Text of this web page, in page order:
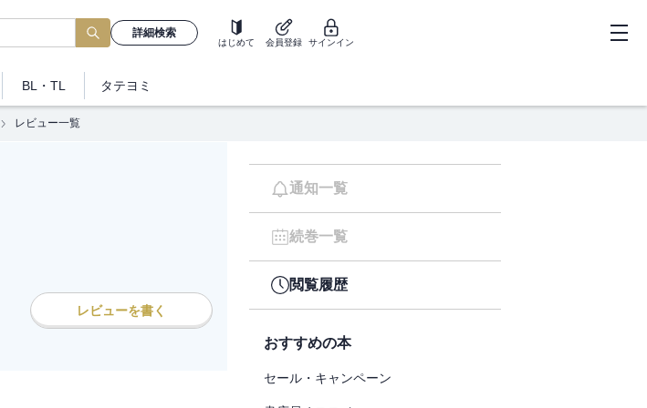
詳細検索
はじめて 会員登録 サインイン
BL・TL タテヨミ
レビュー一覧
レビューを書く
通知一覧
続巻一覧
閲覧履歴
おすすめの本
セール・キャンペーン